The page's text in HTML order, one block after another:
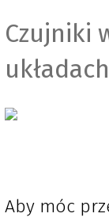
Czujniki
Aby móc